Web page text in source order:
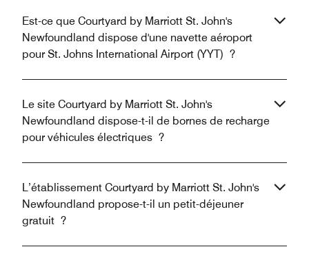
Est-ce que Courtyard by Marriott St. John's
Newfoundland dispose d'une navette aéroport
pour St. Johns International Airport (YYT) ?
Le site Courtyard by Marriott St. John's
Newfoundland dispose-t-il de bornes de recharge
pour véhicules électriques ?
L’établissement Courtyard by Marriott St. John's
Newfoundland propose-t-il un petit-déjeuner
gratuit ?